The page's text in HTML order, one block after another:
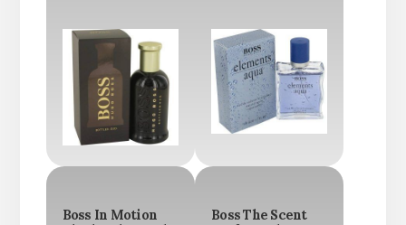
Boss In Motion
Boss The Scent